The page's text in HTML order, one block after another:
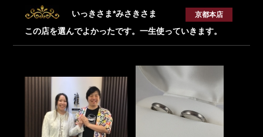
いっきさま*みさきさま
この店を選んでよかったです。一生使っていきます。
京都本店